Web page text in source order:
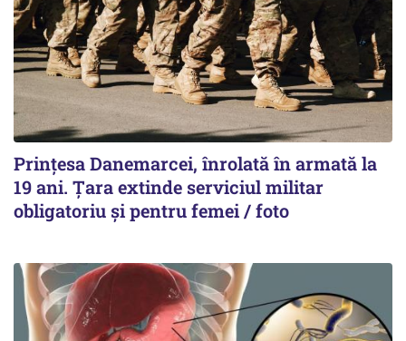
Prințesa Danemarcei, înrolată în armată la
19 ani. Țara extinde serviciul militar
obligatoriu și pentru femei / foto